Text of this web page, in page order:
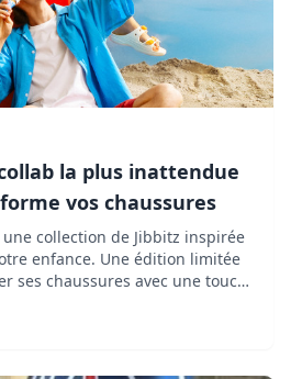
la plus inattendue
vos chaussures
collection de Jibbitz inspirée
enfance. Une édition limitée
ses chaussures avec une touche